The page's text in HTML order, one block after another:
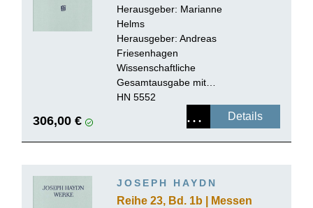
kirchenmusikalische
Werke, 2. Folge.
Kontrafakturen und
Werke zweifelhafter
Echtheit
Herausgeber: Marianne
Helms
Herausgeber: Andreas
Friesenhagen
Wissenschaftliche
Gesamtausgabe mit
Kritischem Bericht, Leinen
HN 5552
306,00 € Details
JOSEPH HAYDN
Reihe 23, Bd. 1b | Messen